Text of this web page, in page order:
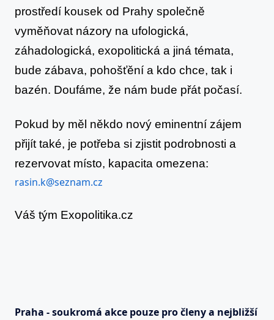
prostředí kousek od Prahy společně
vyměňovat názory na ufologická,
záhadologická, exopolitická a jiná témata,
bude zábava, pohošťění a kdo chce, tak i
bazén. Doufáme, že nám bude přát počasí.
Pokud by měl někdo nový eminentní zájem
přijít také, je potřeba si zjistit podrobnosti a
rezervovat místo, kapacita omezena:
rasin.k@seznam.cz
Váš tým Exopolitika.cz
Praha - soukromá akce pouze pro členy a nejbližší